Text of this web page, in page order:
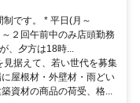
であれば徒歩、自転車も
です。 * 平日(月～
２回午前中のみ店頭勤務
、夕方は18時...
据えて、若い世代を募集
屋根材・外壁材・雨どい
資材の商品の荷受、格...